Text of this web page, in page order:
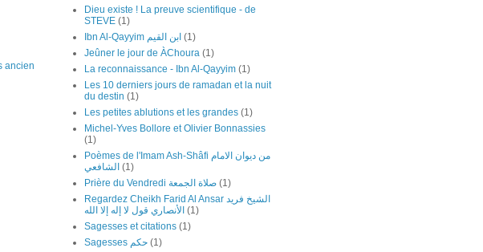
ancien
Dieu existe ! La preuve scientifique - de
STEVE (1)
Ibn Al-Qayyim ابن القيم (1)
Jeûner le jour de ÀChoura (1)
La reconnaissance - Ibn Al-Qayyim (1)
Les 10 derniers jours de ramadan et la nuit
du destin (1)
Les petites ablutions et les grandes (1)
Michel-Yves Bollore et Olivier Bonnassies
(1)
Poèmes de l'Imam Ash-Shâfi من ديوان الامام
الشافعي (1)
Prière du Vendredi صلاة الجمعة (1)
Regardez Cheikh Farid Al Ansar الشيخ فريد
الأنصاري قول لا إله إلا الله (1)
Sagesses et citations (1)
Sagesses حكم (1)